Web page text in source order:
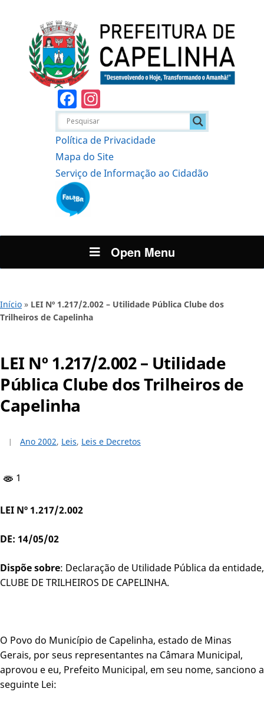
Facebook
Política de Privacidade
Mapa do Site
Serviço de Informação ao Cidadão
Open Menu
Início » LEI Nº 1.217/2.002 – Utilidade Pública Clube dos
Trilheiros de Capelinha
LEI Nº 1.217/2.002 – Utilidade
Pública Clube dos Trilheiros de
Capelinha
Ano 2002, Leis, Leis e Decretos
1
LEI Nº 1.217/2.002
DE: 14/05/02
Dispõe sobre: Declaração de Utilidade Pública da entidade,
CLUBE DE TRILHEIROS DE CAPELINHA.
O Povo do Município de Capelinha, estado de Minas
Gerais, por seus representantes na Câmara Municipal,
aprovou e eu, Prefeito Municipal, em seu nome, sanciono a
seguinte Lei: